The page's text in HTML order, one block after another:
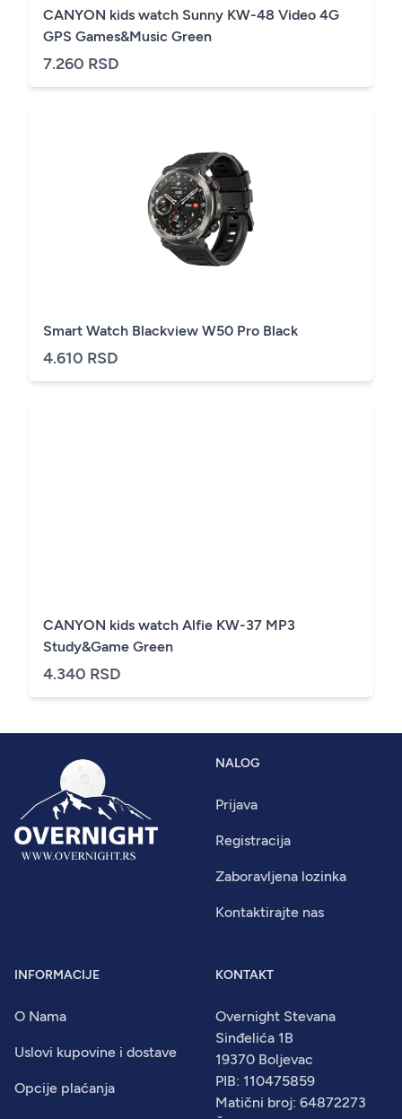
CANYON kids watch Sunny KW-48 Video 4G
GPS Games&Music Green
7.260 RSD
Smart Watch Blackview W50 Pro Black
4.610 RSD
CANYON kids watch Alfie KW-37 MP3
Study&Game Green
4.340 RSD
NALOG
Prijava
Registracija
Zaboravljena lozinka
Kontaktirajte nas
INFORMACIJE
O Nama
Uslovi kupovine i dostave
Opcije plaćanja
KONTAKT
Overnight Stevana
Sinđelića 1B
19370 Boljevac
PIB: 110475859
Matični broj: 64872273